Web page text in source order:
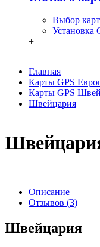
Выбор
Установка
+
Главная
Карты GPS
Карты GPS
Швейцария
Описание
Отзывов (3)
Швейцария